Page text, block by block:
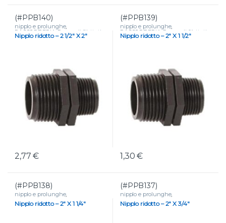
(#PPB140)
nipplo e prolunghe,
RACCORDERIA Raccordi filettati
in polipropilene
Nipplo ridotto – 2 1/2″ X 2″
2,77€
(#PPB139)
nipplo e prolunghe,
RACCORDERIA Raccordi filettati
in polipropilene
Nipplo ridotto – 2″ X 1 1/2″
1,30€
(#PPB138)
nipplo e prolunghe,
RACCORDERIA Raccordi filettati
in polipropilene
Nipplo ridotto – 2″ X 1 1/4″
(#PPB137)
nipplo e prolunghe,
RACCORDERIA Raccordi filettati
in polipropilene
Nipplo ridotto – 2″ X 3/4″